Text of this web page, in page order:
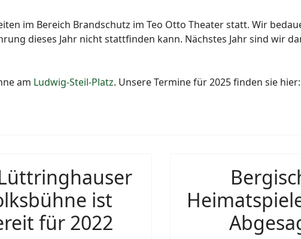
im Bereich Brandschutz im Teo Otto Theater statt. Wir
dieses Jahr nicht stattfinden kann. Nächstes Jahr sind wir
am Ludwig-Steil-Platz. Unsere Termine für 2025 finden sie hier:
ist
für 2022